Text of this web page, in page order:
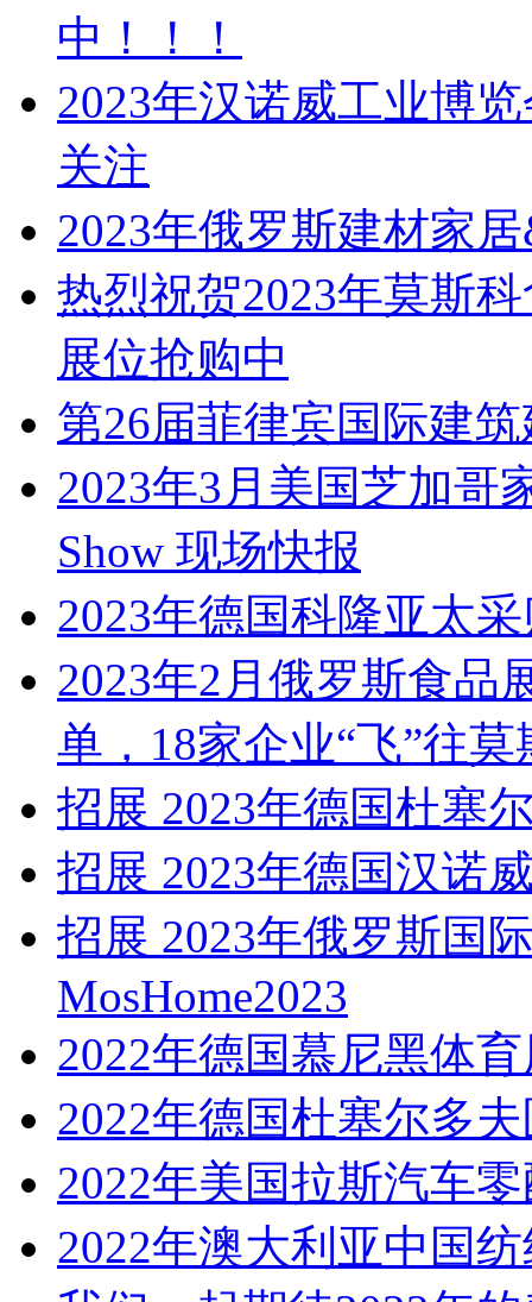
中！！！
2023年汉诺威工业博
关注
2023年俄罗斯建材家
热烈祝贺2023年莫斯
展位抢购中
第26届菲律宾国际建
2023年3月美国芝加哥
Show 现场快报
2023年德国科隆亚太
2023年2月俄罗斯食品
单，18家企业“飞”往莫
招展 2023年德国杜塞
招展 2023年德国汉诺
招展 2023年俄罗斯国
MosHome2023
2022年德国慕尼黑体
2022年德国杜塞尔多
2022年美国拉斯汽车
2022年澳大利亚中国